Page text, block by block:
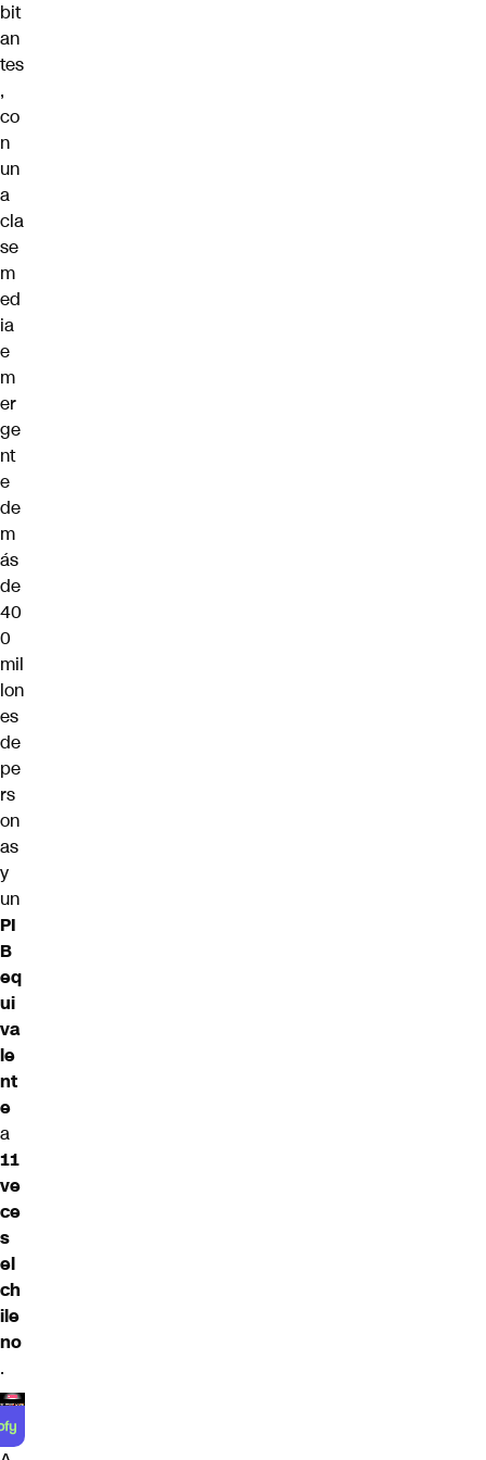
bit
an
tes
,
co
n
un
a
cla
se
m
ed
ia
e
m
er
ge
nt
e
de
m
ás
de
40
0
mil
lon
es
de
pe
rs
on
as
y
un
PI
B
eq
ui
va
le
nt
e
a
11
ve
ce
s
el
ch
ile
no
.